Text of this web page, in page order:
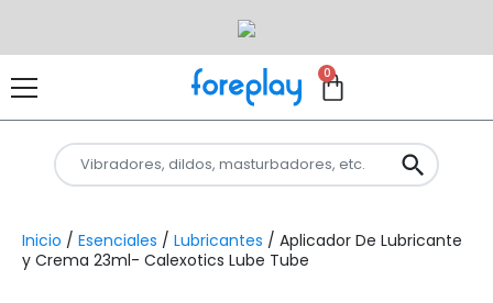
0
Inicio / Esenciales / Lubricantes / Aplicador De Lubricante
y Crema 23ml- Calexotics Lube Tube